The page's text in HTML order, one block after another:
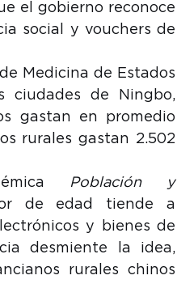
el gobierno reconoce
social y vouchers de
Medicina de Estados
ciudades de Ningbo,
gastan en promedio
rurales gastan 2.502
Población y
de edad tiende a
y bienes de
desmiente la idea,
rurales chinos